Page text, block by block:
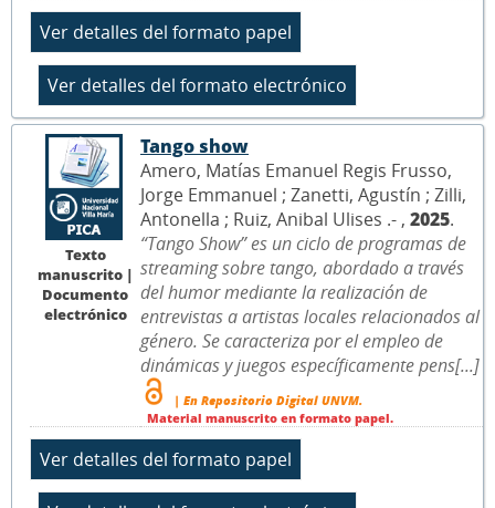
Texto
manuscrito |
Documento
electrónico
Tango show
Amero, Matías Emanuel Regis Frusso,
Jorge Emmanuel ; Zanetti, Agustín ; Zilli,
Antonella ; Ruiz, Anibal Ulises .- , 2025.
“Tango Show” es un ciclo de programas de
streaming sobre tango, abordado a través
del humor mediante la realización de
entrevistas a artistas locales relacionados al
género. Se caracteriza por el empleo de
dinámicas y juegos específicamente pens[...]
| En Repositorio Digital UNVM.
Material manuscrito en formato papel.